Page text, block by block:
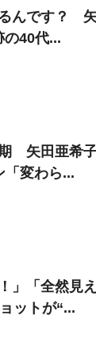
んです？ 矢
の40代...
矢田亜希
「変わら...
！」「全然
ットが“...